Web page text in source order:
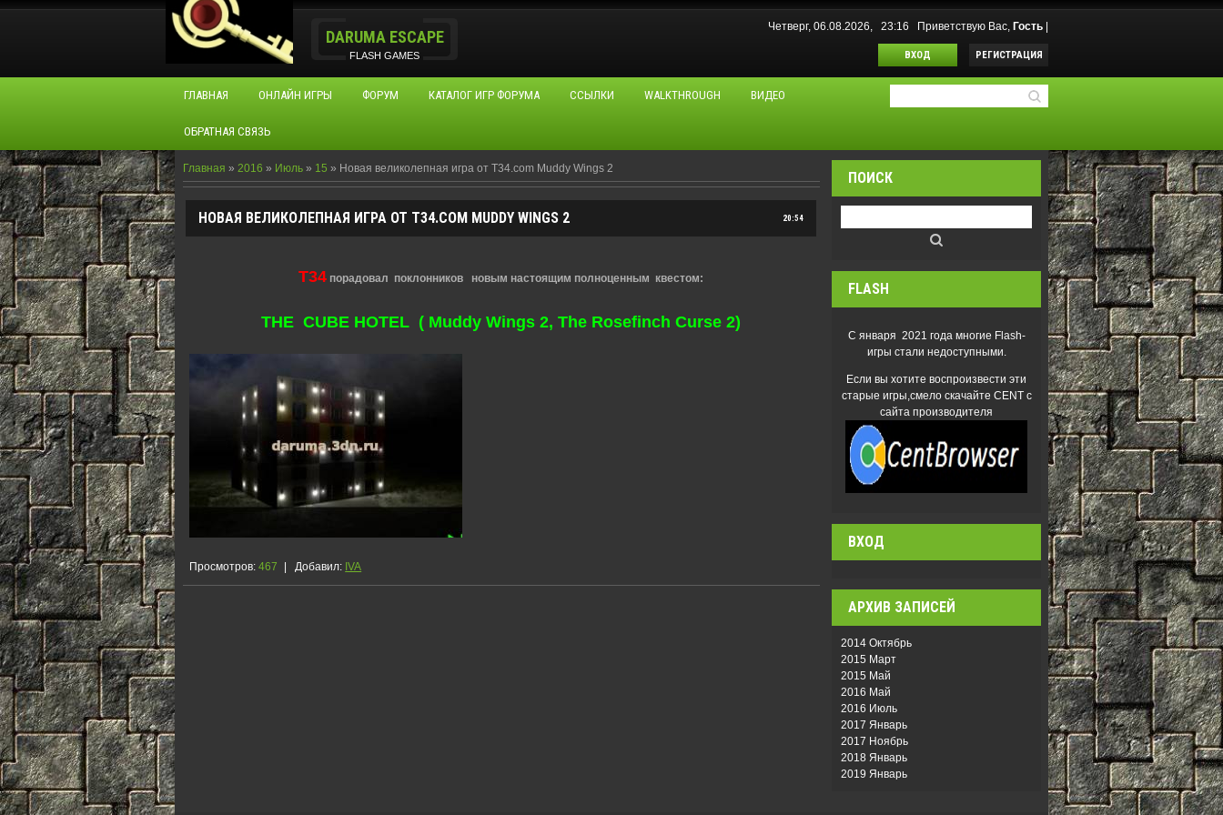
DARUMA ESCAPE
FLASH GAMES
Четверг, 06.08.2026, 23:16 Приветствую Вас, Гость
ВХОД РЕГИСТРАЦИЯ
ГЛАВНАЯ ОНЛАЙН ИГРЫ ФОРУМ КАТАЛОГ ИГР ФОРУМА ССЫЛКИ WALKTHROUGH ВИДЕО
ОБРАТНАЯ СВЯЗЬ
Главная » 2016 » Июль » 15 » Новая великолепная игра от T34.com Muddy Wings 2
20:54
НОВАЯ ВЕЛИКОЛЕПНАЯ ИГРА ОТ T34.COM MUDDY WINGS 2
T34 порадовал поклонников новым настоящим полноценным квестом:
THE CUBE HOTEL ( Muddy Wings 2, The Rosefinch Curse 2)
Просмотров: 467 | Добавил: IVA
ПОИСК
FLASH
С января 2021 года многие Flash-
игры стали недоступными.
Если вы хотите воспроизвести эти
старые игры,смело скачайте CENT с
сайта производителя
ВХОД
АРХИВ ЗАПИСЕЙ
2014 Октябрь
2015 Март
2015 Май
2016 Май
2016 Июль
2017 Январь
2017 Ноябрь
2018 Январь
2019 Январь